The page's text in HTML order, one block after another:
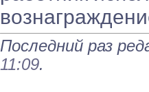
Последний раз
11:09.